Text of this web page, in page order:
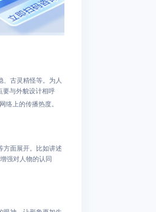
古灵精怪等。为人
要与外貌设计相呼
络上的传播热度。
方面展开。比如讲述
强对人物的认同